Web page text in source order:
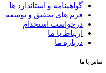
گواهینامه و استاندارد ها
فرم های تحقیق و توسعه
درخواست استخدام
ارتباط با ما
درباره ما
تماس با ما